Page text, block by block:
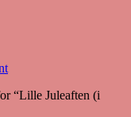
“Lille Juleaften (i